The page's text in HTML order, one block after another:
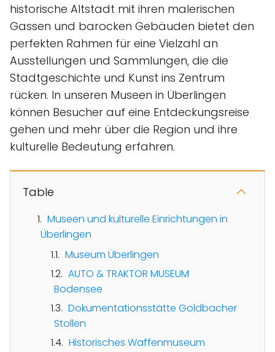
historische Altstadt mit ihren malerischen
Gassen und barocken Gebäuden bietet den
perfekten Rahmen für eine Vielzahl an
Ausstellungen und Sammlungen, die die
Stadtgeschichte und Kunst ins Zentrum
rücken. In unseren Museen in Überlingen
können Besucher auf eine Entdeckungsreise
gehen und mehr über die Region und ihre
kulturelle Bedeutung erfahren.
Table
Museen und kulturelle Einrichtungen in
Überlingen
Museum Überlingen
AUTO & TRAKTOR MUSEUM
Bodensee
Dokumentationsstätte Goldbacher
Stollen
Historisches Waffenmuseum